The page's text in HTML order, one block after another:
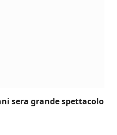
sera grande spettacolo